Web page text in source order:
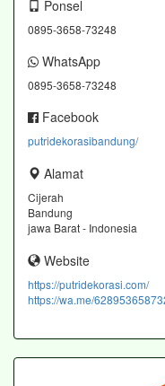
Ponsel
0895-3658-73248
WhatsApp
0895-3658-73248
Facebook
putridekorasibandung/
Alamat
Cijerah
Bandung
jawa Barat - Indonesia
Website
https://putridekorasi.com/
https://wa.me/